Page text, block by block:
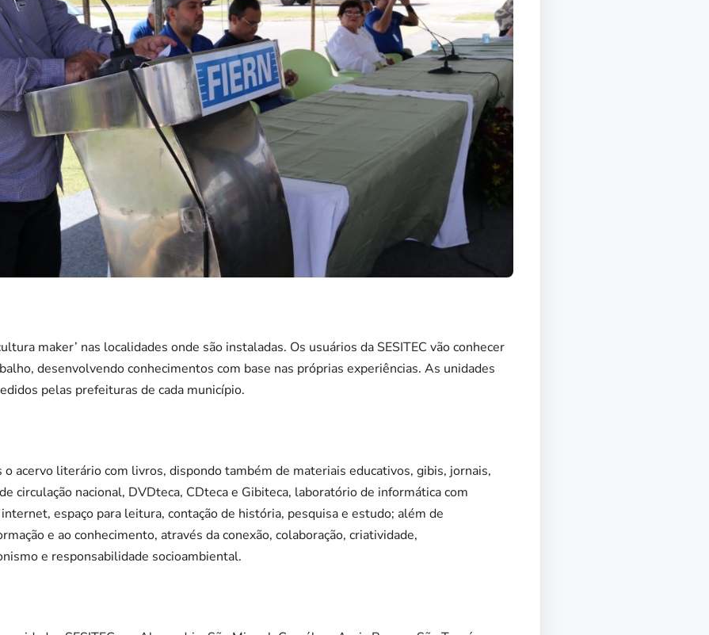
maker’ nas localidades onde são instaladas. Os usuários da SESITEC vão conhecer
desenvolvendo conhecimentos com base nas próprias experiências. As unidades
pelas prefeituras de cada município.
o acervo literário com livros, dispondo também de materiais educativos, gibis, jornais,
circulação nacional, DVDteca, CDteca e Gibiteca, laboratório de informática com
espaço para leitura, contação de história, pesquisa e estudo; além de
e ao conhecimento, através da conexão, colaboração, criatividade,
e responsabilidade socioambiental.